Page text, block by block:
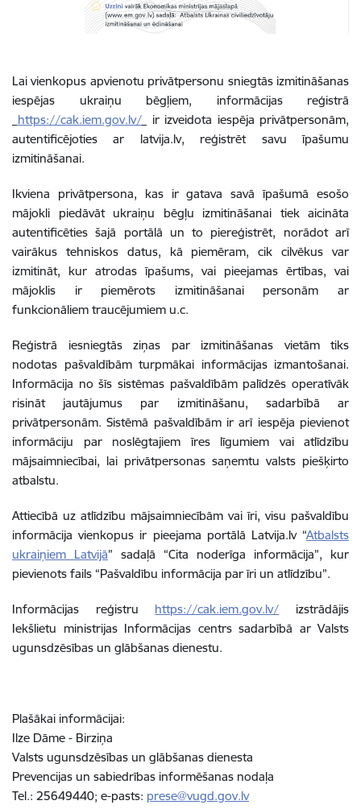
Lai vienkopus apvienotu privātpersonu sniegtās izmitināšanas
iespējas ukraiņu bēgļiem, informācijas reģistrā
https://cak.iem.gov.lv/
ir izveidota iespēja privātpersonām,
autentificējoties ar latvija.lv, reģistrēt savu īpašumu
izmitināšanai.
Ikviena privātpersona, kas ir gatava savā īpašumā esošo
mājokli piedāvāt ukraiņu bēgļu izmitināšanai tiek aicināta
autentificēties šajā portālā un to piereģistrēt, norādot arī
vairākus tehniskos datus, kā piemēram, cik cilvēkus var
izmitināt, kur atrodas īpašums, vai pieejamas ērtības, vai
mājoklis ir piemērots izmitināšanai personām ar
funkcionāliem traucējumiem u.c.
Reģistrā iesniegtās ziņas par izmitināšanas vietām tiks
nodotas pašvaldībām turpmākai informācijas izmantošanai.
Informācija no šīs sistēmas pašvaldībām palīdzēs operatīvāk
risināt jautājumus par izmitināšanu, sadarbībā ar
privātpersonām. Sistēmā pašvaldībām ir arī iespēja pievienot
informāciju par noslēgtajiem īres līgumiem vai atlīdzību
mājsaimniecībai, lai privātpersonas saņemtu valsts piešķirto
atbalstu.
Attiecībā uz atlīdzību mājsaimniecībām vai īri, visu pašvaldību
informācija vienkopus ir pieejama portālā Latvija.lv “Atbalsts
ukraiņiem Latvijā” sadaļā “Cita noderīga informācija”, kur
pievienots fails “Pašvaldību informācija par īri un atlīdzību”.
Informācijas reģistru https://cak.iem.gov.lv/
izstrādājis
Iekšlietu ministrijas Informācijas centrs sadarbībā ar Valsts
ugunsdzēsības un glābšanas dienestu.
Plašākai informācijai:
Ilze Dāme - Birziņa
Valsts ugunsdzēsības un glābšanas dienesta
Prevencijas un sabiedrības informēšanas nodaļa
Tel.: 25649440; e-pasts: prese@vugd.gov.lv